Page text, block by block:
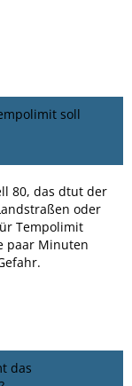
soll
80, das dtut der
oder
Tempolimit
paar Minuten
das